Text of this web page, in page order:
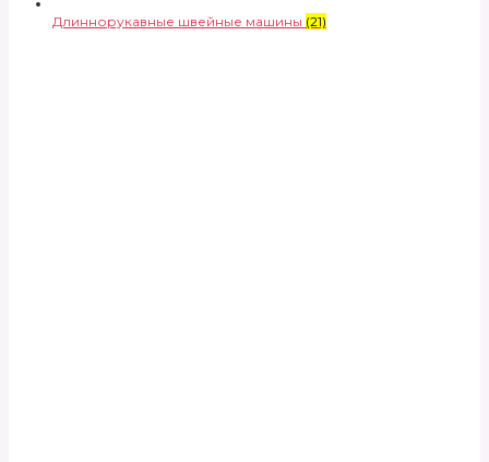
Длиннорукавные швейные машины (21)